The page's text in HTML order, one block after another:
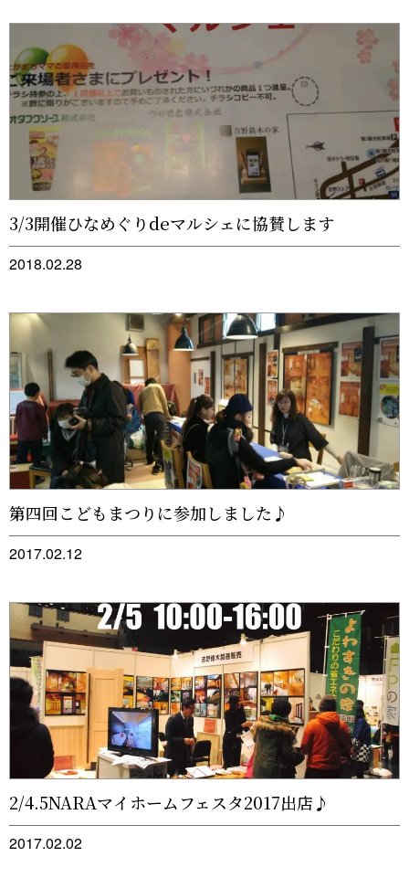
3/3開催ひなめぐりdeマルシェに協賛します
2018.02.28
第四回こどもまつりに参加しました♪
2017.02.12
2/4.5NARAマイホームフェスタ2017出店♪
2017.02.02